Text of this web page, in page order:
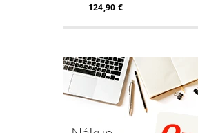
124,90 €